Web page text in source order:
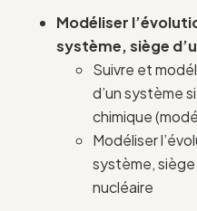
Modéliser
système, siège
Suivre et
d’un système
chimique
Modéliser
système,
nucléaire